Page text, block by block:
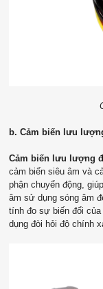
b. Cảm biến lưu
Cảm biến lưu lượng
cảm biến siêu âm và
phận chuyển động,
âm sử dụng sóng âm
tính đo sự biến đổi
dụng đòi hỏi độ chính